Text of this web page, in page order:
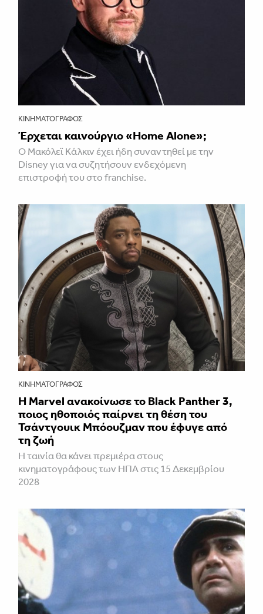
ΚΙΝΗΜΑΤΟΓΡΆΦΟΣ
Έρχεται καινούργιο «Home Alone»;
Ο Μακόλεϊ Κάλκιν έχει ήδη συναντηθεί με την
Disney για να συζητήσουν ενδεχόμενη
επιστροφή του στο franchise.
ΚΙΝΗΜΑΤΟΓΡΆΦΟΣ
Η Marvel ανακοίνωσε το Black Panther 3,
ποιος ηθοποιός παίρνει τη θέση του
Τσάντγουικ Μπόουζμαν που έφυγε από
τη ζωή
Η ταινία θα κάνει πρεμιέρα στους
κινηματογράφους των ΗΠΑ στις 15 Δεκεμβρίου
2028